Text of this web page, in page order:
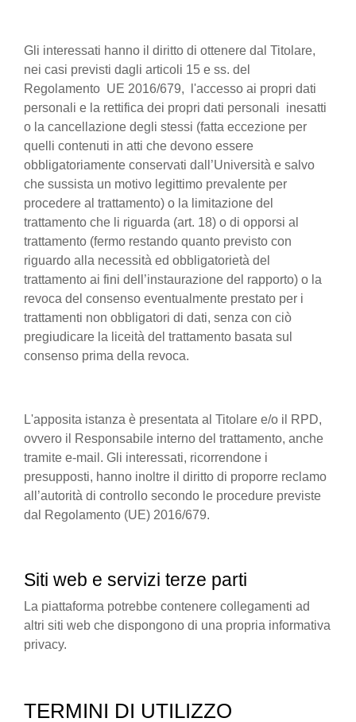
Gli interessati hanno il diritto di ottenere dal Titolare,
nei casi previsti dagli articoli 15 e ss. del
Regolamento UE 2016/679, l'accesso ai propri dati
personali e la rettifica dei propri dati personali inesatti
o la cancellazione degli stessi (fatta eccezione per
quelli contenuti in atti che devono essere
obbligatoriamente conservati dall’Università e salvo
che sussista un motivo legittimo prevalente per
procedere al trattamento) o la limitazione del
trattamento che li riguarda (art. 18) o di opporsi al
trattamento (fermo restando quanto previsto con
riguardo alla necessità ed obbligatorietà del
trattamento ai fini dell’instaurazione del rapporto) o la
revoca del consenso eventualmente prestato per i
trattamenti non obbligatori di dati, senza con ciò
pregiudicare la liceità del trattamento basata sul
consenso prima della revoca.
L'apposita istanza è presentata al Titolare e/o il RPD,
ovvero il Responsabile interno del trattamento, anche
tramite e-mail. Gli interessati, ricorrendone i
presupposti, hanno inoltre il diritto di proporre reclamo
all’autorità di controllo secondo le procedure previste
dal Regolamento (UE) 2016/679.
Siti web e servizi terze parti
La piattaforma potrebbe contenere collegamenti ad
altri siti web che dispongono di una propria informativa
privacy.
TERMINI DI UTILIZZO